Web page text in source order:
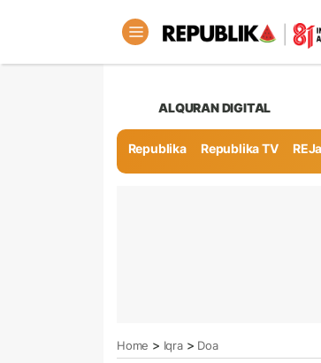
ALQURAN DIGITAL
Republika Republika TV
Home > Iqra> Doa